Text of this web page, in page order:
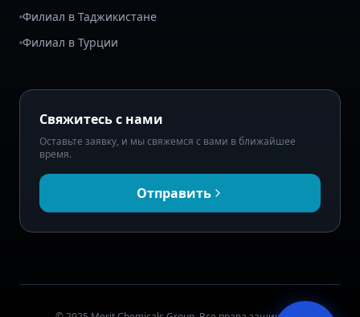
Филиал в Таджикистане
Филиал в Турции
Свяжитесь с нами
Оставьте заявку, и мы свяжемся с вами в ближайшее
время.
Отправить